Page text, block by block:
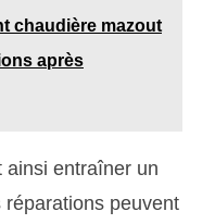
chaudière mazout
après
ainsi entraîner un
peuvent